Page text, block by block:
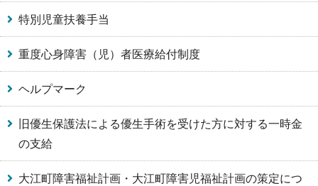
特別児童扶養手当
重度心身障害（児）者医療給付制度
ヘルプマーク
旧優生保護法による優生手術を受けた方に対する一時金
の支給
大江町障害福祉計画・大江町障害児福祉計画の策定につ